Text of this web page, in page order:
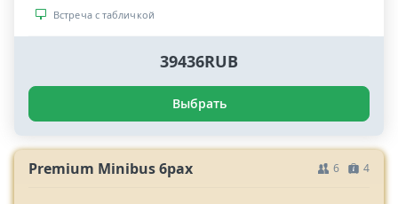
Встреча с табличкой
39436RUB
Выбрать
Premium Minibus 6pax 6 4